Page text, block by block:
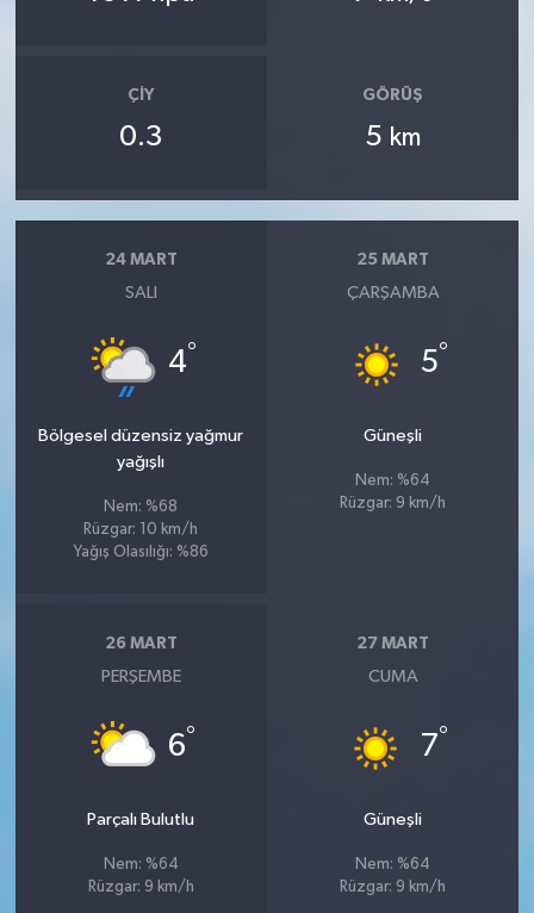
ÇIY
0.3
GÖRÜŞ
5 km
24 MART
SALI
4°
Bölgesel düzensiz yağmur
yağışlı
Nem: %68
Rüzgar: 10 km/h
Yağış Olasılığı: %86
25 MART
ÇARŞAMBA
5°
Güneşli
Nem: %64
Rüzgar: 9 km/h
26 MART
PERŞEMBE
6°
Parçalı Bulutlu
Nem: %64
Rüzgar: 9 km/h
27 MART
CUMA
7°
Güneşli
Nem: %64
Rüzgar: 9 km/h